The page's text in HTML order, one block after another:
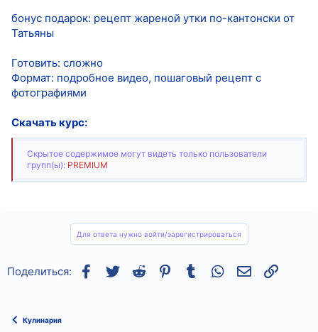
бонус подарок: рецепт жареной утки по-кантонски от
Татьяны
Готовить: сложно
Формат: подробное видео, пошаговый рецепт с
фотографиями
Скачать курс:
Скрытое содержимое могут видеть только пользователи
групп(ы): PREMIUM
Для ответа нужно войти/зарегистрироваться
Поделиться: Facebook
TwitterReddit Pinterest
Tumblr WhatsAppСсылка
Кулинария